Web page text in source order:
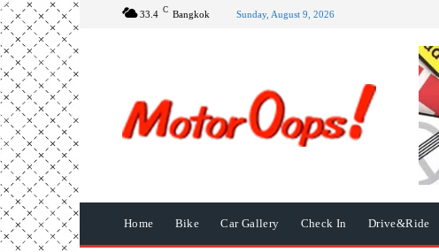
33.4 C Bangkok Sunday, August 9, 2026
Home Bike Car Gallery Check In Drive&Ride